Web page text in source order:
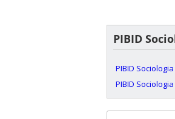
PIBID
PIBID
PIBID